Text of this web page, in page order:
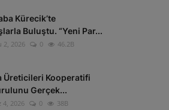
Kürecik’te
Buluştu. “Yeni Par...
2, 2026 0 46.2B
Üreticileri Kooperatifi
Gerçek...
4, 2026 0 38B